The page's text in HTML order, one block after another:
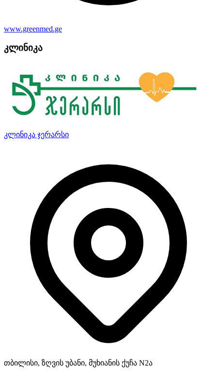
www.greenmed.ge
კლინიკა
კლინიკა ჯერარსი
თბილისი, ზღვის უბანი, მუხიანის ქუჩა N2ა